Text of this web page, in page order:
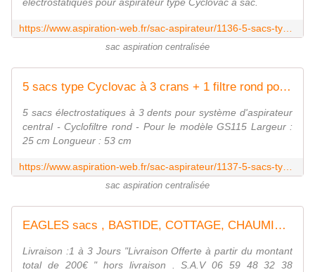
sac aspiration centralisée
5 sacs type Cyclovac à 3 crans + 1 filtre rond pour modèle GS115
5 sacs électrostatiques à 3 dents pour système d'aspirateur
central - Cyclofiltre rond - Pour le modèle GS115 Largeur :
25 cm Longueur : 53 cm
sac aspiration centralisée
EAGLES sacs , BASTIDE, COTTAGE, CHAUMIÈRE
Livraison :1 à 3 Jours "Livraison Offerte à partir du montant
total de 200€ " hors livraison . S.A.V 06 59 48 32 38